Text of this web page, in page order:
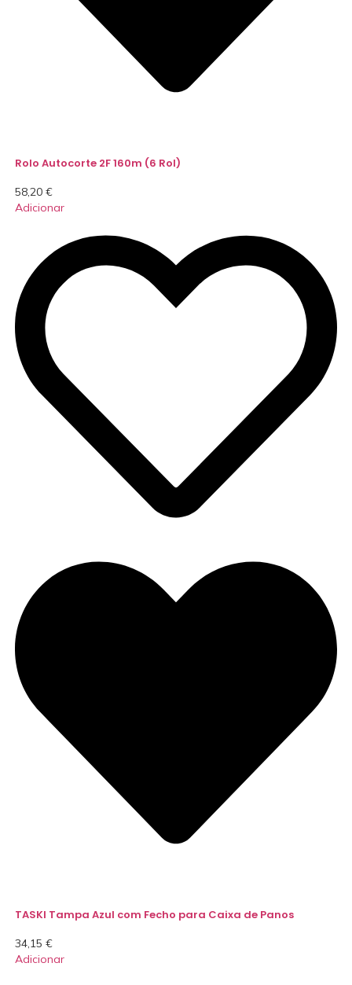
Rolo Autocorte 2F 160m (6 Rol)
58,20 €
Adicionar
TASKI Tampa Azul com Fecho para Caixa de Panos
34,15 €
Adicionar